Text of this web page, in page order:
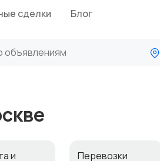
сделки Блог
и
Перевозки